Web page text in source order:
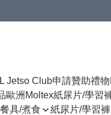
Jetso Club申請贊助禮物
歐洲Moltex紙尿片/學習
具/煮食 紙尿片/學習褲